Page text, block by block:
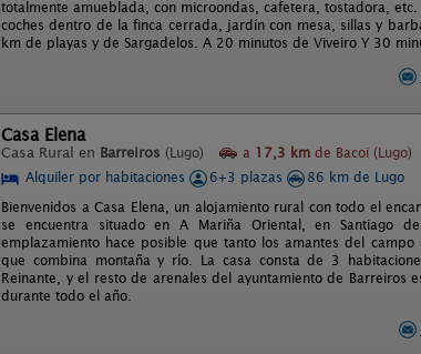
totalmente amueblada, con microondas, cafetera, tostadora,
coches dentro de la finca cerrada, jardín con mesa, sillas y
km de playas y de Sargadelos. A 20 minutos de Viveiro Y 30
Casa Elena
Casa Rural en Barreiros (Lugo) a 17,3 km de Bacoi (Lugo)
Alquiler por habitaciones
6+3 plazas
86 km de Lugo
Bienvenidos a Casa Elena, un alojamiento rural con todo el
se encuentra situado en A Mariña Oriental, en Santiago
emplazamiento hace posible que tanto los amantes del
que combina montaña y río. La casa consta de 3
Reinante, y el resto de arenales del ayuntamiento de Barreiros
durante todo el año.